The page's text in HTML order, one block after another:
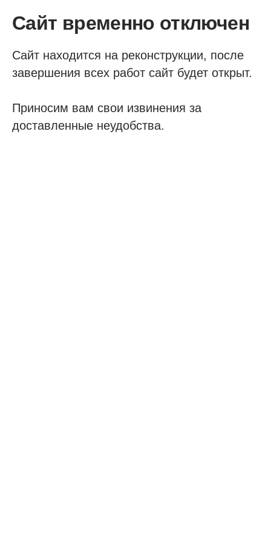
Сайт временно отключен
Сайт находится на реконструкции, после
завершения всех работ сайт будет открыт.
Приносим вам свои извинения за
доставленные неудобства.